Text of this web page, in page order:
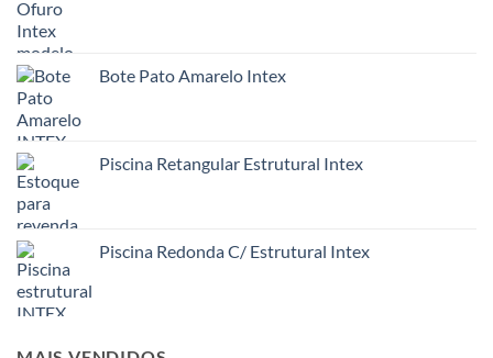
Bote Pato Amarelo Intex
Piscina Retangular Estrutural Intex
Piscina Redonda C/ Estrutural Intex